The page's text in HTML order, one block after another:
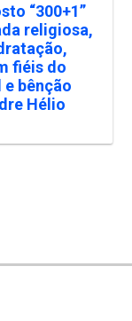
“300+1”
religiosa,
fiéis do
e bênção
Hélio